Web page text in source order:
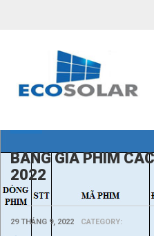
BANG GIA PHIM
2022
29 THÁNG 9, 2022 CATEGORY: